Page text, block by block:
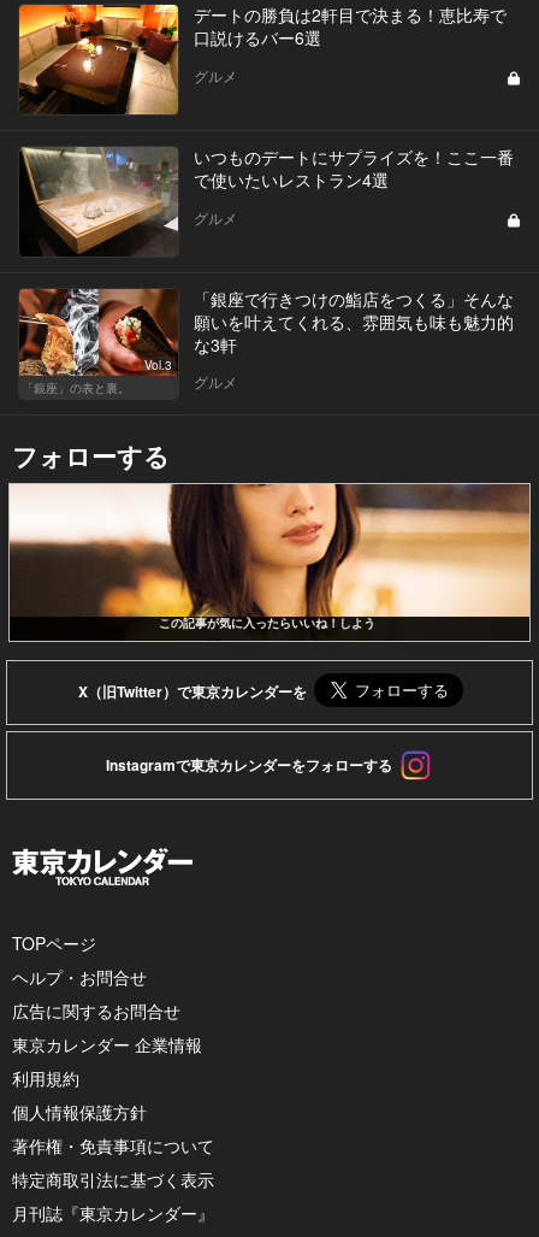
デートの勝負は2軒目で決まる！恵比寿で
口説けるバー6選
グルメ
いつものデートにサプライズを！ここ一番
で使いたいレストラン4選
グルメ
Vol.3
「銀座」の表と裏。
「銀座で行きつけの鮨店をつくる」そんな
願いを叶えてくれる、雰囲気も味も魅力的
な3軒
グルメ
フォローする
この記事が気に入ったらいいね！しよう
X（旧Twitter）で東京カレンダーを
Instagramで東京カレンダーをフォローする
TOPページ
ヘルプ・お問合せ
広告に関するお問合せ
東京カレンダー 企業情報
利用規約
個人情報保護方針
著作権・免責事項について
特定商取引法に基づく表示
月刊誌『東京カレンダー』